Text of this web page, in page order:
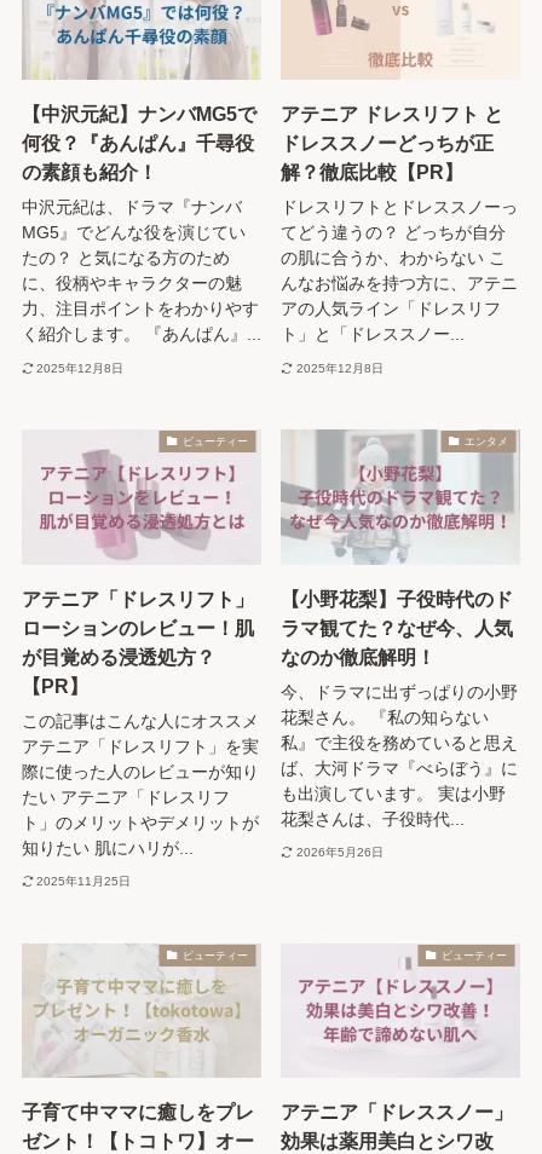
【中沢元紀】ナンバMG5で
何役？『あんぱん』千尋役
の素顔も紹介！
中沢元紀は、ドラマ『ナンバ
MG5』でどんな役を演じてい
たの？ と気になる方のため
に、役柄やキャラクターの魅
力、注目ポイントをわかりやす
く紹介します。 『あんぱん』...
2025年12月8日
アテニア ドレスリフト と
ドレススノーどっちが正
解？徹底比較【PR】
ドレスリフトとドレススノーっ
てどう違うの？ どっちが自分
の肌に合うか、わからない こ
んなお悩みを持つ方に、アテニ
アの人気ライン「ドレスリフ
ト」と「ドレススノー...
2025年12月8日
ビューティー
アテニア「ドレスリフト」
ローションのレビュー！肌
が目覚める浸透処方？
【PR】
この記事はこんな人にオススメ
アテニア「ドレスリフト」を実
際に使った人のレビューが知り
たい アテニア「ドレスリフ
ト」のメリットやデメリットが
知りたい 肌にハリが...
2025年11月25日
エンタメ
【小野花梨】子役時代のド
ラマ観てた？なぜ今、人気
なのか徹底解明！
今、ドラマに出ずっぱりの小野
花梨さん。 『私の知らない
私』で主役を務めていると思え
ば、大河ドラマ『べらぼう』に
も出演しています。 実は小野
花梨さんは、子役時代...
2026年5月26日
ビューティー
子育て中ママに癒しをプレ
ゼント！【トコトワ】オー
ビューティー
アテニア「ドレススノー」
効果は薬用美白とシワ改